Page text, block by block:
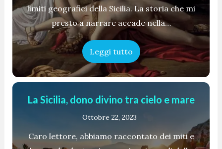
limiti geografici della Sicilia. La storia che mi
presto a narrare accade nella…
Leggi tutto
La Sicilia, dono divino tra cielo e mare
Ottobre 22, 2023
Caro lettore, abbiamo raccontato dei miti e